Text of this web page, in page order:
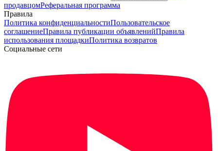
продавцомРеферальная программа
Правила
Политика конфиденциальностиПользовательское
соглашениеПравила публикации объявленийПравила
использования площадкиПолитика возвратов
Социальные сети